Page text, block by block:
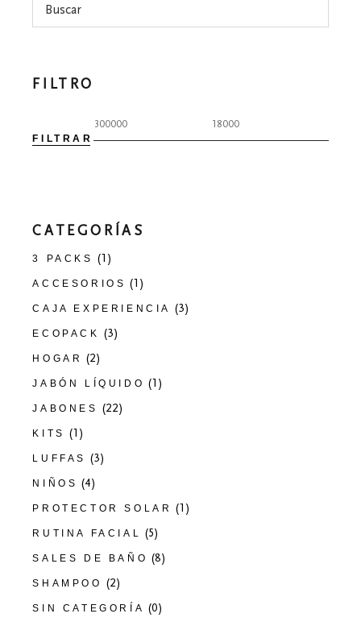
FILTRO
Precio
Precio
FILTRAR
CATEGORÍAS
3 PACKS (1)
ACCESORIOS (1)
CAJA EXPERIENCIA (3)
ECOPACK (3)
HOGAR (2)
JABÓN LÍQUIDO (1)
JABONES (22)
KITS (1)
LUFFAS (3)
NIÑOS (4)
PROTECTOR SOLAR (1)
RUTINA FACIAL (5)
SALES DE BAÑO (8)
SHAMPOO (2)
SIN CATEGORÍA (0)